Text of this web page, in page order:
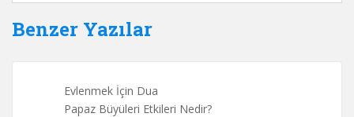
Benzer Yazılar
Evlenmek İçin Dua
Papaz Büyüleri Etkileri Nedir?